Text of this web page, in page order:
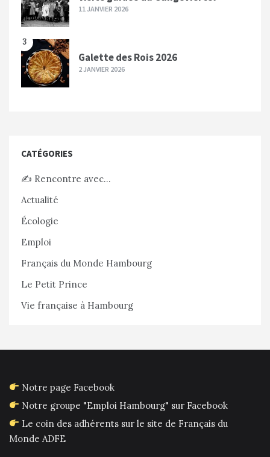
11 JANVIER 2026
3
Galette des Rois 2026
2 JANVIER 2026
CATÉGORIES
✍️ Rencontre avec…
Actualité
Écologie
Emploi
Français du Monde Hambourg
Le Petit Prince
Vie française à Hambourg
Notre page Facebook
Notre groupe "Emploi Hambourg" sur Facebook
Le coin des adhérents sur le site de Français du
Monde ADFE